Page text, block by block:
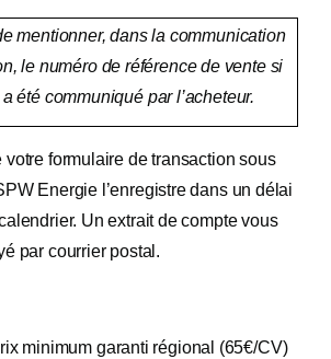
mentionner, dans la communication
le numéro de référence de vente si
été communiqué par l’acheteur.
votre formulaire de transaction sous
Energie l’enregistre dans un délai
Un extrait de compte vous
par courrier postal.
minimum garanti régional (65€/CV)